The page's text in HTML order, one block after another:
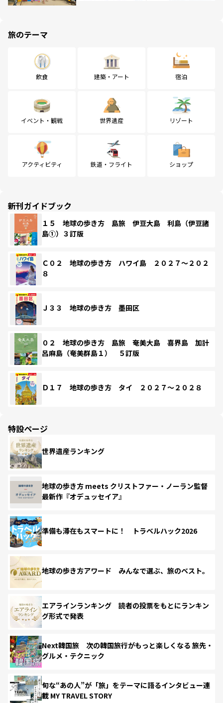
旅のテーマ
飲食 建築・アート 宿泊
イベント・観戦 世界遺産 リゾート
アクティビティ 鉄道・フライト ショップ
新刊ガイドブック
１５ 地球の歩き方 島旅 伊豆大島 利島（伊豆諸
島①）３訂版
Ｃ０２ 地球の歩き方 ハワイ島 ２０２７～２０２
８
Ｊ３３ 地球の歩き方 墨田区
０２ 地球の歩き方 島旅 奄美大島 喜界島 加計
呂麻島（奄美群島１） ５訂版
Ｄ１７ 地球の歩き方 タイ ２０２７～２０２８
特設ページ
世界遺産ランキング
地球の歩き方 meets クリストファー・ノーラン監督
最新作『オデュッセイア』
準備も滞在もスマートに！ トラベルハック2026
地球の歩き方アワード みんなで選ぶ、旅のベスト。
エアラインランキング 読者の投票をもとにランキン
グ形式で発表
Next韓国旅 次の韓国旅行がもっと楽しくなる 旅先・
グルメ・テクニック
旬な“あの人”が「旅」をテーマに語るインタビュー連
載 MY TRAVEL STORY